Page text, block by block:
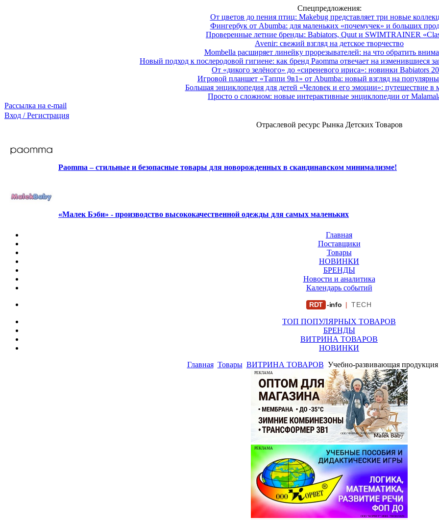
Спецпредложения:
От цветов до пения птиц: Makebug представляет три новые
Фингербук от Abumba: для маленьких «почемучек» и больших
Проверенные летние бренды: Babiators, Quut и SWIMTRAINER
Avenir: свежий взгляд на детское творчество
Mombella расширяет линейку прорезывателей: на что обратить
Новый подход к послеродовой гигиене: как бренд Paomma отвечает на изменившиеся
От «дикого зелёного» до «сиреневого ириса»: новинки Babiators
Игровой планшет «Таппи 9в1» от Abumba: новый взгляд на
Большая энциклопедия для детей «Человек и его эмоции»: путешествие в
Просто о сложном: новые интерактивные энциклопедии от
Рассылка на e-mail
Вход / Регистрация
Отраслевой ресурс Рынка Детских Товаров
Paomma – стильные и безопасные товары для новорожденных в скандинавском минимализме!
«Малек Бэби» - производство высококачественной одежды для самых маленьких
Главная
Поставщики
Товары
НОВИНКИ
БРЕНДЫ
Новости и аналитика
Календарь событий
RDT -info | TECH
ТОП ПОПУЛЯРНЫХ ТОВАРОВ
БРЕНДЫ
ВИТРИНА ТОВАРОВ
НОВИНКИ
Главная Товары ВИТРИНА ТОВАРОВ Учебно-развивающая продукция
РЕКЛАМА
ООО "ФИРМА "ХРИЗАНТЕМА" ИНН: 7719007569
РЕКЛАМА
ООО "КОРВЕТ" ИНН: 7803021829